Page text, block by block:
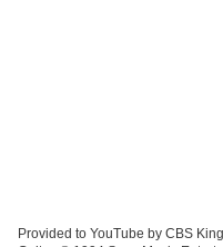
Provided to YouTube by CBS